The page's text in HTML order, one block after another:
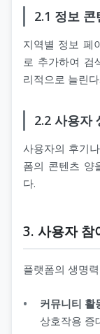
2.1 정보 콘
지역별 정보 페
로 추가하여 검
리적으로 늘린다.
2.2 사용자
사용자의 후기
폼의 콘텐츠 양
다.
3. 사용자 참
플랫폼의 생명
커뮤니티 활
상호작용 증